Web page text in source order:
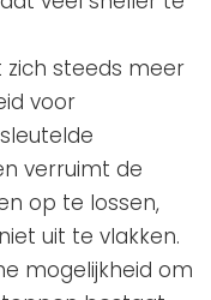
zich steeds meer
voor
verruimt de
op te lossen,
uit te vlakken.
mogelijkheid om